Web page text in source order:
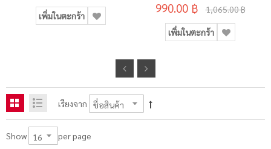
เพิ่มในตะกร้า
990.00 ฿ 1,065.00 ฿
เพิ่มในตะกร้า
เรียงจาก
Show per page